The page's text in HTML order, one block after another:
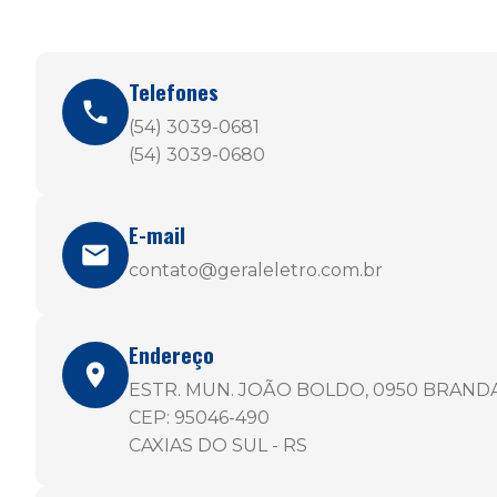
Telefones
(54) 3039-0681
(54) 3039-0680
E-mail
contato@geraleletro.com.br
Endereço
ESTR. MUN. JOÃO BOLDO, 0950
CEP: 95046-490
CAXIAS DO SUL - RS